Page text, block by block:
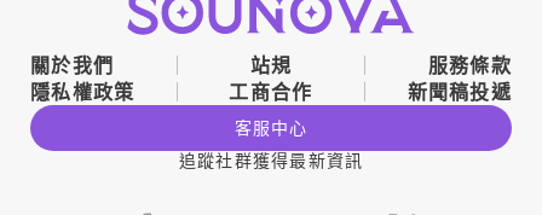
關於我們 站規
服務條款
隱私權政策
工商合作 新聞稿投遞
客服中心
追蹤社群獲得最新資訊